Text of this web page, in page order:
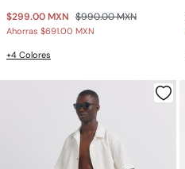
$299.00 MXN $990.00 MXN
Ahorras $691.00 MXN
+4 Colores